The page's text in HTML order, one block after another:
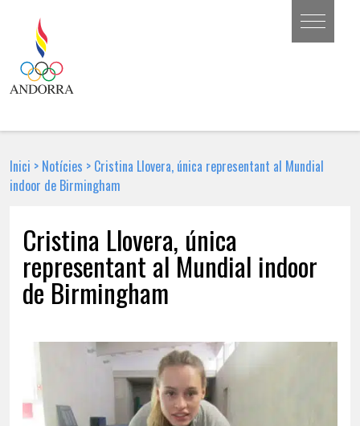
Inici > Notícies > Cristina Llovera, única representant al Mundial
indoor de Birmingham
Cristina Llovera, única
representant al Mundial indoor
de Birmingham